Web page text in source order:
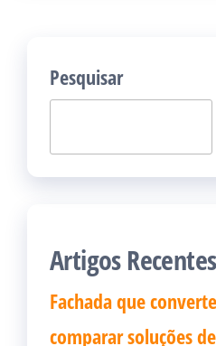
Pesquisar
Artigos Recentes
Fachada que
comparar soluções